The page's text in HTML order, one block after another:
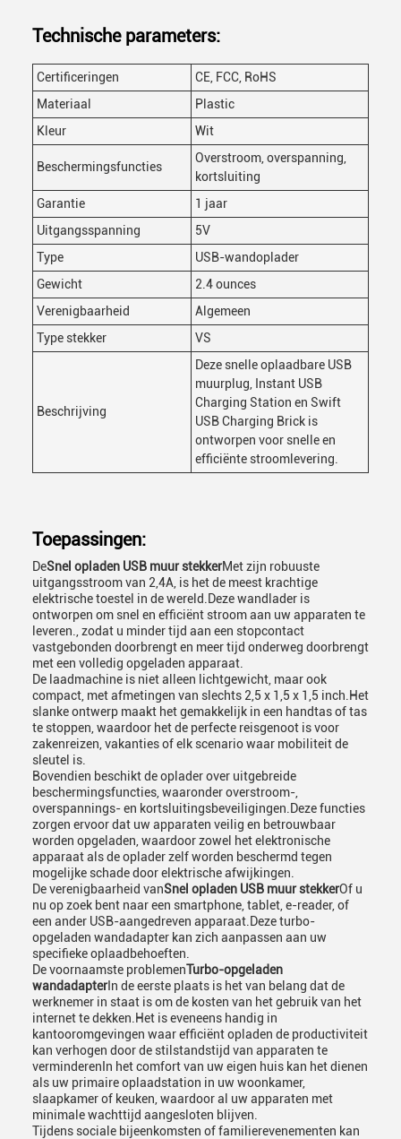
Technische parameters:
Certificeringen
CE, FCC, RoHS
Materiaal
Plastic
Kleur
Wit
Beschermingsfuncties
Overstroom, overspanning,
kortsluiting
Garantie
1 jaar
Uitgangsspanning
5V
Type
USB-wandoplader
Gewicht
2.4 ounces
Verenigbaarheid
Algemeen
Type stekker
VS
Beschrijving
Deze snelle oplaadbare USB
muurplug, Instant USB
Charging Station en Swift
USB Charging Brick is
ontworpen voor snelle en
efficiënte stroomlevering.
Toepassingen:
DeSnel opladen USB muur stekkerMet zijn robuuste
uitgangsstroom van 2,4A, is het de meest krachtige
elektrische toestel in de wereld.Deze wandlader is
ontworpen om snel en efficiënt stroom aan uw apparaten te
leveren., zodat u minder tijd aan een stopcontact
vastgebonden doorbrengt en meer tijd onderweg doorbrengt
met een volledig opgeladen apparaat.
De laadmachine is niet alleen lichtgewicht, maar ook
compact, met afmetingen van slechts 2,5 x 1,5 x 1,5 inch.Het
slanke ontwerp maakt het gemakkelijk in een handtas of tas
te stoppen, waardoor het de perfecte reisgenoot is voor
zakenreizen, vakanties of elk scenario waar mobiliteit de
sleutel is.
Bovendien beschikt de oplader over uitgebreide
beschermingsfuncties, waaronder overstroom-,
overspannings- en kortsluitingsbeveiligingen.Deze functies
zorgen ervoor dat uw apparaten veilig en betrouwbaar
worden opgeladen, waardoor zowel het elektronische
apparaat als de oplader zelf worden beschermd tegen
mogelijke schade door elektrische afwijkingen.
De verenigbaarheid vanSnel opladen USB muur stekkerOf u
nu op zoek bent naar een smartphone, tablet, e-reader, of
een ander USB-aangedreven apparaat.Deze turbo-
opgeladen wandadapter kan zich aanpassen aan uw
specifieke oplaadbehoeften.
De voornaamste problemenTurbo-opgeladen
wandadapterIn de eerste plaats is het van belang dat de
werknemer in staat is om de kosten van het gebruik van het
internet te dekken.Het is eveneens handig in
kantooromgevingen waar efficiënt opladen de productiviteit
kan verhogen door de stilstandstijd van apparaten te
verminderenIn het comfort van uw eigen huis kan het dienen
als uw primaire oplaadstation in uw woonkamer,
slaapkamer of keuken, waardoor al uw apparaten met
minimale wachttijd aangesloten blijven.
Tijdens sociale bijeenkomsten of familierevenementen kan